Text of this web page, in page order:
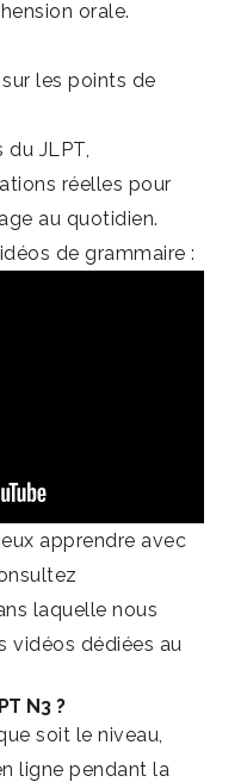
orale.
les points de
du JLPT,
réelles pour
au quotidien.
de grammaire :
apprendre avec
laquelle nous
vidéos dédiées au
N3 ?
soit le niveau,
ligne pendant la